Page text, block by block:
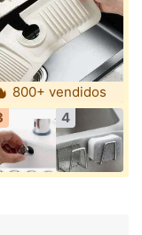
800+ vendidos
4